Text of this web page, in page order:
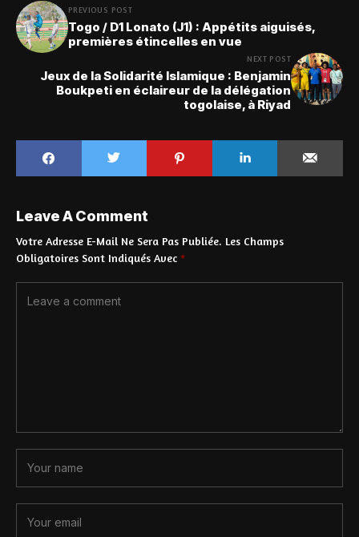
PREVIOUS POST
Togo / D1 Lonato (J1) : Appétits aiguisés,
premières étincelles en vue
NEXT POST
Jeux de la Solidarité Islamique : Benjamin
Boukpeti en éclaireur de la délégation
togolaise, à Riyad
Leave A Comment
Votre Adresse E-Mail Ne Sera Pas Publiée. Les Champs
Obligatoires Sont Indiqués Avec *